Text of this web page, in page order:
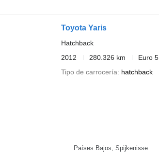
Toyota Yaris
Hatchback
2012
280.326 km
Euro 5
Tipo de carrocería
hatchback
Países Bajos, Spijkenisse